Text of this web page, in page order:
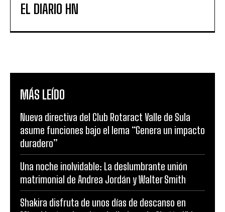
EL DIARIO HN
MÁS LEÍDO
Nueva directiva del Club Rotaract Valle de Sula
asume funciones bajo el lema “Genera un impacto
duradero”
Una noche inolvidable: La deslumbrante unión
matrimonial de Andrea Jordán y Walter Smith
Shakira disfruta de unos días de descanso en